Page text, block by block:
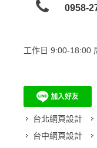
0958-
工作日 9:00-18:00
台北網頁設計
台中網頁設計